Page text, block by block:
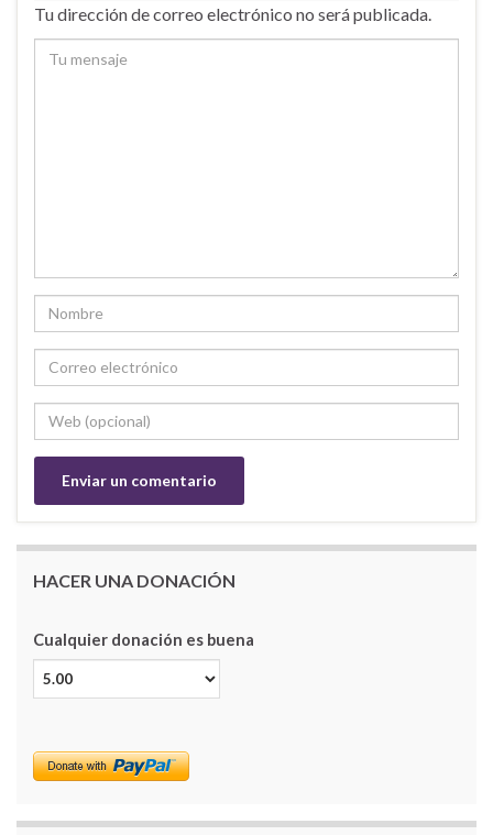
Tu dirección de correo electrónico no será publicada.
HACER UNA DONACIÓN
Cualquier donación es buena